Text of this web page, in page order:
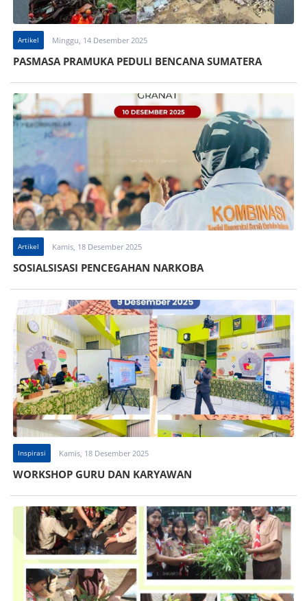
Artikel Minggu, 14 Desember 2025
PASMASA PRAMUKA PEDULI BENCANA SUMATERA
Artikel Kamis, 18 Desember 2025
SOSIALSISASI PENCEGAHAN NARKOBA
Inspirasi Kamis, 18 Desember 2025
WORKSHOP GURU DAN KARYAWAN